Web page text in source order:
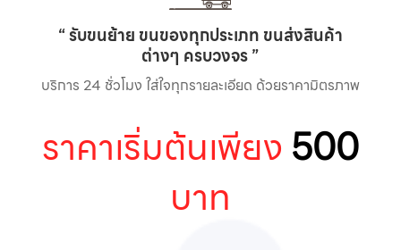
“ รับขนย้าย ขนของทุกประเภท ขนส่งสินค้า
ต่างๆ ครบวงจร ”
บริการ 24 ชั่วโมง ใส่ใจทุกรายละเอียด ด้วยราคามิตรภาพ
ราคาเริ่มต้นเพียง 500
บาท